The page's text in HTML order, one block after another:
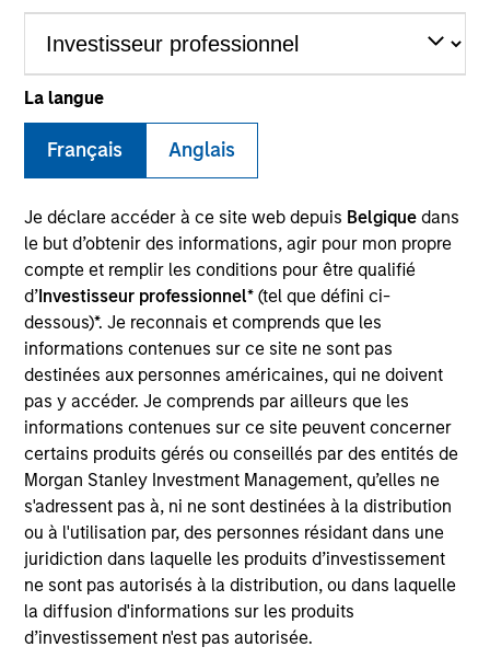
La langue
Français Anglais
Je déclare accéder à ce site web depuis Belgique dans
le but d’obtenir des informations, agir pour mon propre
compte et remplir les conditions pour être qualifié
d’Investisseur professionnel* (tel que défini ci-
dessous)*. Je reconnais et comprends que les
informations contenues sur ce site ne sont pas
destinées aux personnes américaines, qui ne doivent
pas y accéder. Je comprends par ailleurs que les
informations contenues sur ce site peuvent concerner
certains produits gérés ou conseillés par des entités de
Morgan Stanley Investment Management, qu’elles ne
s'adressent pas à, ni ne sont destinées à la distribution
ou à l'utilisation par, des personnes résidant dans une
juridiction dans laquelle les produits d’investissement
ne sont pas autorisés à la distribution, ou dans laquelle
la diffusion d'informations sur les produits
d’investissement n'est pas autorisée.
Invested on
Jun 2024
Transaction Type
Minority
Second largest specialized oncology player in India
currently operating 14 hospitals with a total capacity
of ~2,000 beds across 5 states in India
View Site
Investment Team
Morgan Stanley Private Equity Asia
As of July 25, 2025. The above is provided for informational